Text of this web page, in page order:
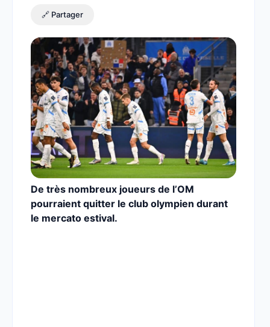
🔗 Partager
De très nombreux joueurs de l’OM
pourraient quitter le club olympien durant
le mercato estival.